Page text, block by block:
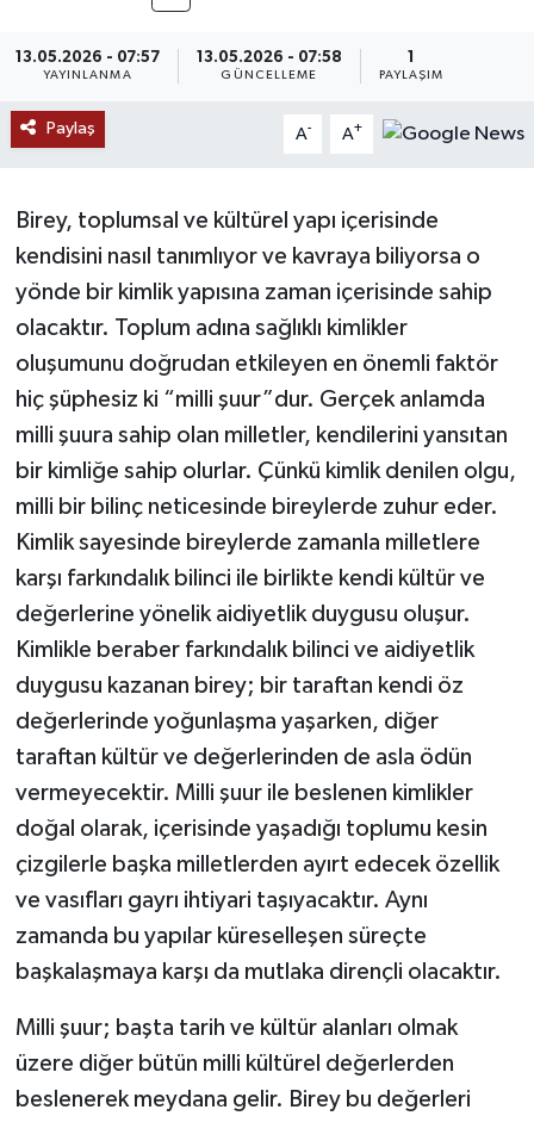
13.05.2026 - 07:57
YAYINLANMA
13.05.2026 - 07:58
GÜNCELLEME PAYLAŞIM
Paylaş A- A+
Birey, toplumsal ve kültürel yapı içerisinde
kendisini nasıl tanımlıyor ve kavraya biliyorsa o
yönde bir kimlik yapısına zaman içerisinde sahip
olacaktır. Toplum adına sağlıklı kimlikler
oluşumunu doğrudan etkileyen en önemli faktör
hiç şüphesiz ki “milli şuur”dur. Gerçek anlamda
milli şuura sahip olan milletler, kendilerini yansıtan
bir kimliğe sahip olurlar. Çünkü kimlik denilen olgu,
milli bir bilinç neticesinde bireylerde zuhur eder.
Kimlik sayesinde bireylerde zamanla milletlere
karşı farkındalık bilinci ile birlikte kendi kültür ve
değerlerine yönelik aidiyetlik duygusu oluşur.
Kimlikle beraber farkındalık bilinci ve aidiyetlik
duygusu kazanan birey; bir taraftan kendi öz
değerlerinde yoğunlaşma yaşarken, diğer
taraftan kültür ve değerlerinden de asla ödün
vermeyecektir. Milli şuur ile beslenen kimlikler
doğal olarak, içerisinde yaşadığı toplumu kesin
çizgilerle başka milletlerden ayırt edecek özellik
ve vasıfları gayrı ihtiyari taşıyacaktır. Aynı
zamanda bu yapılar küreselleşen süreçte
başkalaşmaya karşı da mutlaka dirençli olacaktır.
Milli şuur; başta tarih ve kültür alanları olmak
üzere diğer bütün milli kültürel değerlerden
beslenerek meydana gelir. Birey bu değerleri
SAĞLIK
SİYASET
SOSYAL YARDIMLAR
SPONSORLU YAZI
SPOR
TEKNOLOJİ
YAŞAM